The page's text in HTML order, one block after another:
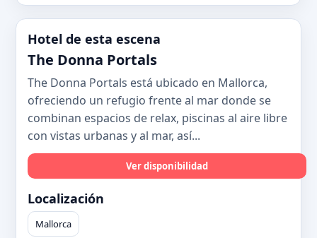
Hotel de esta escena
The Donna Portals
The Donna Portals está ubicado en Mallorca,
ofreciendo un refugio frente al mar donde se
combinan espacios de relax, piscinas al aire libre
con vistas urbanas y al mar, así...
Ver disponibilidad
Localización
Mallorca